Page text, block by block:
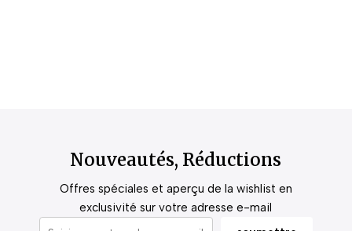
Nouveautés, Réductions
Offres spéciales et aperçu de la wishlist en
exclusivité sur votre adresse e-mail